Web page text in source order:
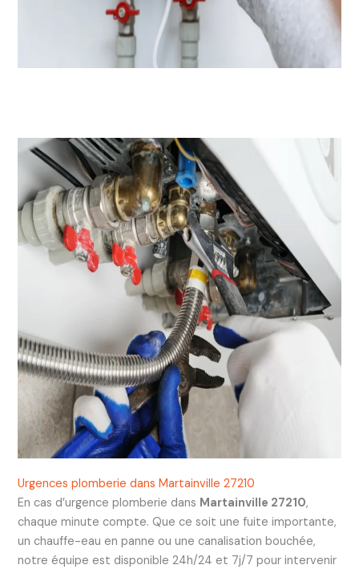
Urgences plomberie dans Martainville 27210
En cas d’urgence plomberie dans Martainville 27210,
chaque minute compte. Que ce soit une fuite importante,
un chauffe-eau en panne ou une canalisation bouchée,
notre équipe est disponible 24h/24 et 7j/7 pour intervenir